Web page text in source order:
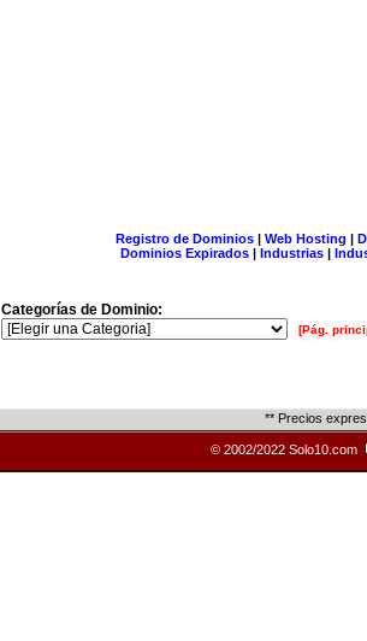
Registro de Dominios| Web Hosting |
Dominios Expirados | Industrias |
Categorías de Dominio:
[Pág.
** Precios
© 2002/2022 Solo10.com